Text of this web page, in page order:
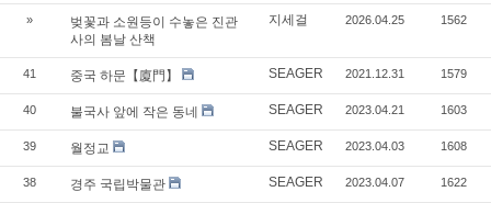
»
벚꽃과 소원등이 수놓은 진관
사의 봄날 산책
지세걸 2026.04.25 1562
41 중국 하문【廈門】 SEAGER 2021.12.31 1579
40 불국사 앞에 작은 동네 SEAGER 2023.04.21 1603
39 월정교 SEAGER 2023.04.03 1608
38 경주 국립박물관 SEAGER 2023.04.07 1622